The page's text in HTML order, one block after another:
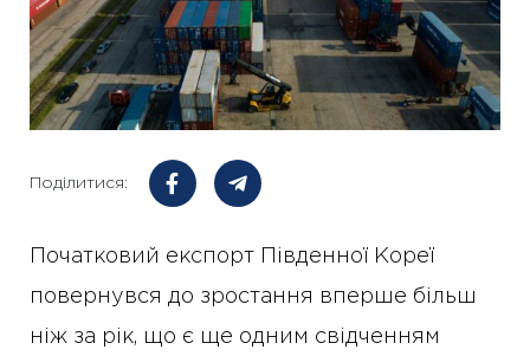
Поділитися:
Початковий експорт Південної Кореї
повернувся до зростання вперше більш
ніж за рік, що є ще одним свідченням